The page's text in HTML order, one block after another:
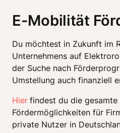
E-Mobilität
Du möchtest in Zukunft im
Unternehmens auf
der Suche nach
Umstellung auch finanziell
Hier findest du die
Fördermöglichkeiten für
private Nutzer in